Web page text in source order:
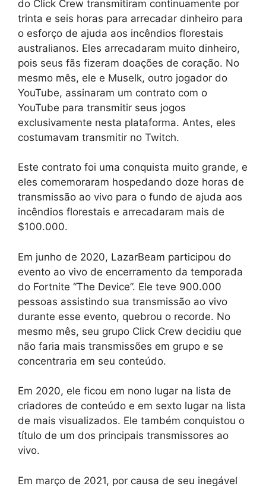
do Click Crew transmitiram continuamente por
trinta e seis horas para arrecadar dinheiro para
o esforço de ajuda aos incêndios florestais
australianos. Eles arrecadaram muito dinheiro,
pois seus fãs fizeram doações de coração. No
mesmo mês, ele e Muselk, outro jogador do
YouTube, assinaram um contrato com o
YouTube para transmitir seus jogos
exclusivamente nesta plataforma. Antes, eles
costumavam transmitir no Twitch.
Este contrato foi uma conquista muito grande, e
eles comemoraram hospedando doze horas de
transmissão ao vivo para o fundo de ajuda aos
incêndios florestais e arrecadaram mais de
$100.000.
Em junho de 2020, LazarBeam participou do
evento ao vivo de encerramento da temporada
do Fortnite “The Device”. Ele teve 900.000
pessoas assistindo sua transmissão ao vivo
durante esse evento, quebrou o recorde. No
mesmo mês, seu grupo Click Crew decidiu que
não faria mais transmissões em grupo e se
concentraria em seu conteúdo.
Em 2020, ele ficou em nono lugar na lista de
criadores de conteúdo e em sexto lugar na lista
de mais visualizados. Ele também conquistou o
título de um dos principais transmissores ao
vivo.
Em março de 2021, por causa de seu inegável